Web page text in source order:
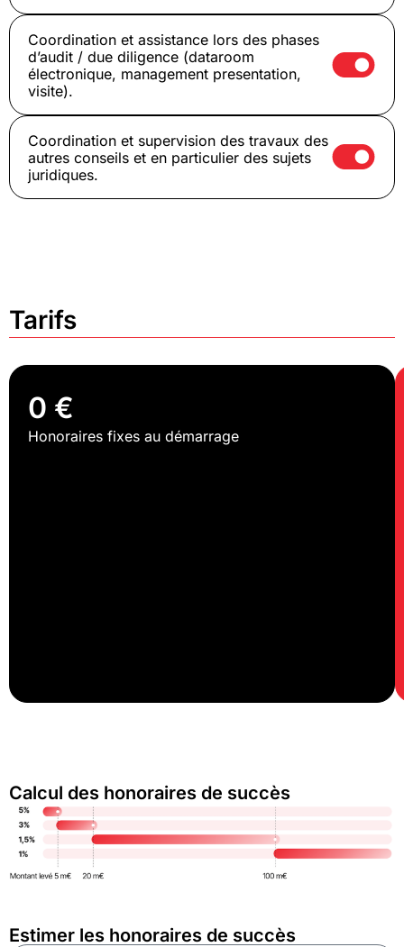
Coordination et assistance lors des phases
d’audit / due diligence (dataroom
électronique, management presentation,
visite).
Coordination et supervision des travaux des
autres conseils et en particulier des sujets
juridiques.
Tarifs
0 €
Honoraires fixes au démarrage
Calcul des honoraires de succès
Estimer les honoraires de succès